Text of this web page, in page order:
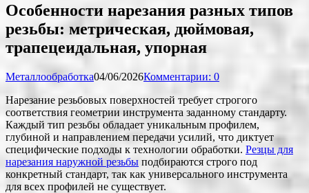
Особенности нарезания разных типов
резьбы: метрическая, дюймовая,
трапецеидальная, упорная
Металлообработка04/06/2026Комментарии: 0
Нарезание резьбовых поверхностей требует строгого
соответствия геометрии инструмента заданному стандарту.
Каждый тип резьбы обладает уникальным профилем,
глубиной и направлением передачи усилий, что диктует
специфические подходы к технологии обработки. Резцы для
нарезания наружной резьбы подбираются строго под
конкретный стандарт, так как универсального инструмента
для всех профилей не существует.